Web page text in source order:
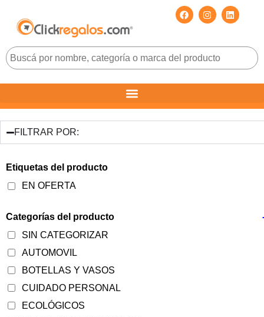
FILTRAR POR:
Etiquetas del producto
EN OFERTA
Categorías del producto
SIN CATEGORIZAR
AUTOMOVIL
BOTELLAS Y VASOS
CUIDADO PERSONAL
ECOLÓGICOS